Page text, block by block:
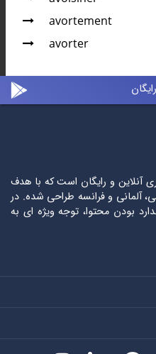
avortement
avorter
آنلاین و رایگان است که با هدف
آلمانی و فرانسه طراحی شده. در
بودن محتوا، توجه ویژه ای به